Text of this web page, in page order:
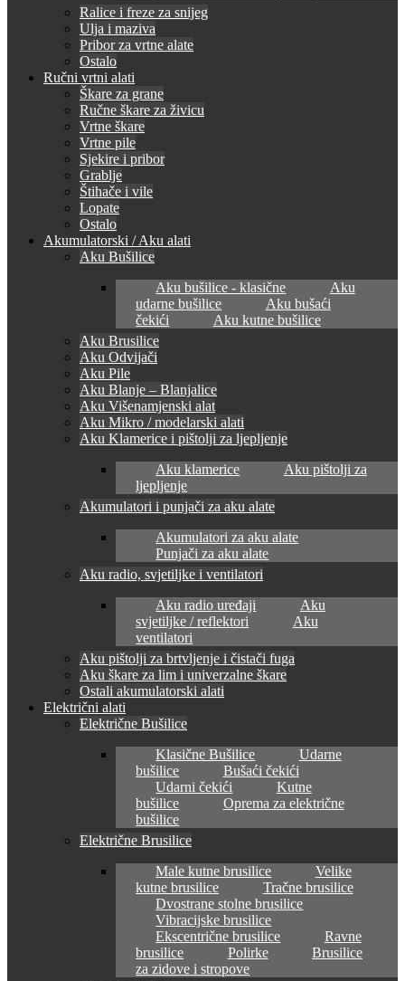
Ralice i freze za snijeg
Ulja i maziva
Pribor za vrtne alate
Ostalo
Ručni vrtni alati
Škare za grane
Ručne škare za živicu
Vrtne škare
Vrtne pile
Sjekire i pribor
Grablje
Štihače i vile
Lopate
Ostalo
Akumulatorski / Aku alati
Aku Bušilice
Aku bušilice - klasične
Aku
udarne bušilice
Aku bušaći
čekići
Aku kutne bušilice
Aku Brusilice
Aku Odvijači
Aku Pile
Aku Blanje – Blanjalice
Aku Višenamjenski alat
Aku Mikro / modelarski alati
Aku Klamerice i pištolji za ljepljenje
Aku klamerice
Aku pištolji za
ljepljenje
Akumulatori i punjači za aku alate
Akumulatori za aku alate
Punjači za aku alate
Aku radio, svjetiljke i ventilatori
Aku radio uređaji
Aku
svjetiljke / reflektori
Aku
ventilatori
Aku pištolji za brtvljenje i čistači fuga
Aku škare za lim i univerzalne škare
Ostali akumulatorski alati
Električni alati
Električne Bušilice
Klasične Bušilice
Udarne
bušilice
Bušaći čekići
Udarni čekići
Kutne
bušilice
Oprema za električne
bušilice
Električne Brusilice
Male kutne brusilice
Velike
kutne brusilice
Tračne brusilice
Dvostrane stolne brusilice
Vibracijske brusilice
Ekscentrične brusilice
Ravne
brusilice
Polirke
Brusilice
za zidove i stropove